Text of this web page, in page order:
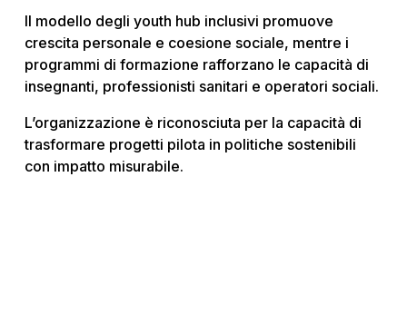
Il modello degli youth hub inclusivi promuove
crescita personale e coesione sociale, mentre i
programmi di formazione rafforzano le capacità di
insegnanti, professionisti sanitari e operatori sociali.
L’organizzazione è riconosciuta per la capacità di
trasformare progetti pilota in politiche sostenibili
con impatto misurabile.